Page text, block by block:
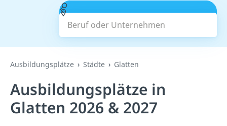
Beruf oder Unternehmen
Suchen
Ausbildungsplätze Städte Glatten
Ausbildungsplätze in
Glatten 2026 & 2027